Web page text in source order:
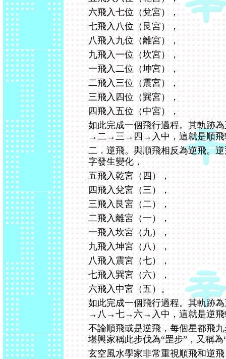
六飛入七位（兌宮），
七飛入八位（艮宮），
八飛入九位（離宮），
九飛入一位（坎宮），
一飛入二位（坤宮），
二飛入三位（震宮），
三飛入四位（巽宮），
四飛入五位（中宮），
如此完成一個飛行過程。其軌
→二→三→四→入中，這就是順飛
二．逆飛。與順飛相反為逆飛。
字發生變化，
五飛入乾宮（四），
四飛入兌宮（三），
三飛入艮宮（二），
二飛入離宮（一），
一飛入坎宮（九），
九飛入坤宮（八），
八飛入震宮（七），
七飛入巽宮（六），
六飛入中宮（五）。
如此完成一個飛行過程。其軌
→八→七→六→入中，這就是逆飛
不論順飛或是逆飛，每個星都飛
堪輿家稱此步伐為“罡步”，又稱
玄空風水學家非常重視順飛和逆